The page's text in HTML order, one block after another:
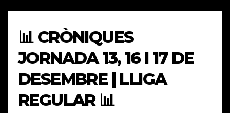
📊 CRÒNIQUES
JORNADA 13, 16 I 17 DE
DESEMBRE | LLIGA
REGULAR 📊